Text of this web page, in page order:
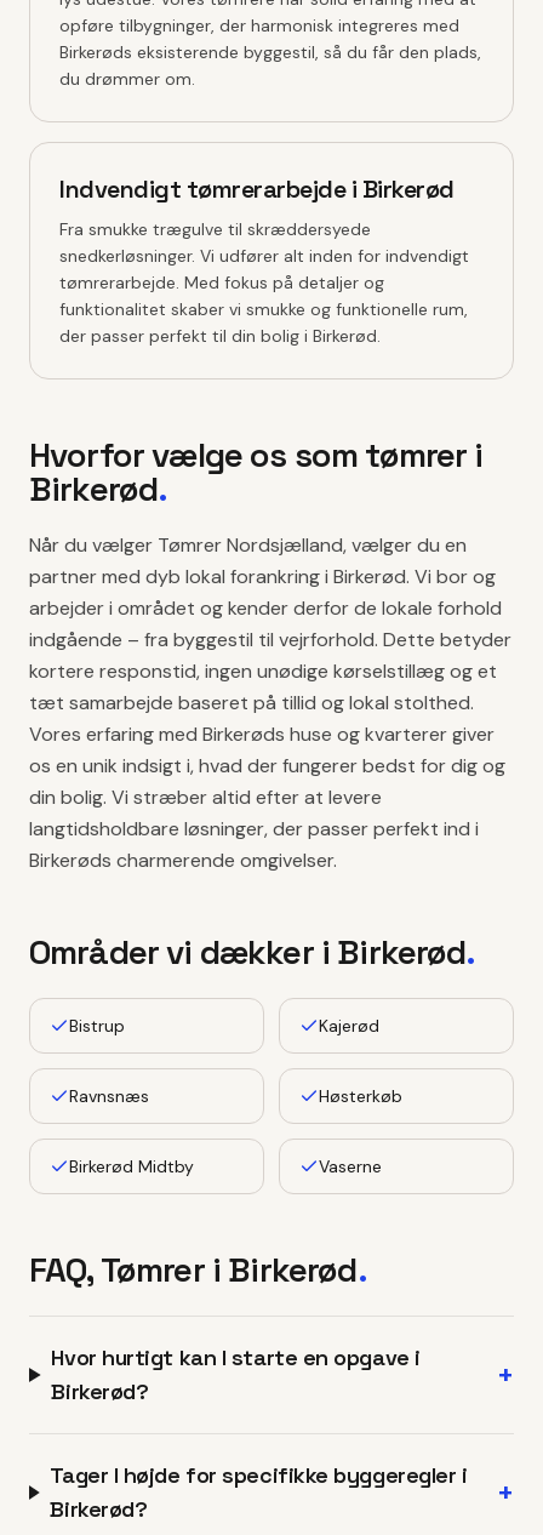
opføre tilbygninger, der harmonisk integreres med
Birkerøds eksisterende byggestil, så du får den plads,
du drømmer om.
Indvendigt tømrerarbejde i Birkerød
Fra smukke trægulve til skræddersyede
snedkerløsninger. Vi udfører alt inden for indvendigt
tømrerarbejde. Med fokus på detaljer og
funktionalitet skaber vi smukke og funktionelle rum,
der passer perfekt til din bolig i Birkerød.
Hvorfor vælge os som tømrer i
Birkerød.
Når du vælger Tømrer Nordsjælland, vælger du en
partner med dyb lokal forankring i Birkerød. Vi bor og
arbejder i området og kender derfor de lokale forhold
indgående – fra byggestil til vejrforhold. Dette betyder
kortere responstid, ingen unødige kørselstillæg og et
tæt samarbejde baseret på tillid og lokal stolthed.
Vores erfaring med Birkerøds huse og kvarterer giver
os en unik indsigt i, hvad der fungerer bedst for dig og
din bolig. Vi stræber altid efter at levere
langtidsholdbare løsninger, der passer perfekt ind i
Birkerøds charmerende omgivelser.
Områder vi dækker i Birkerød.
Bistrup Kajerød
Ravnsnæs Høsterkøb
Birkerød Midtby Vaserne
FAQ, Tømrer i Birkerød.
Hvor hurtigt kan I starte en opgave i
Birkerød?
+
Tager I højde for specifikke byggeregler i
Birkerød?
+